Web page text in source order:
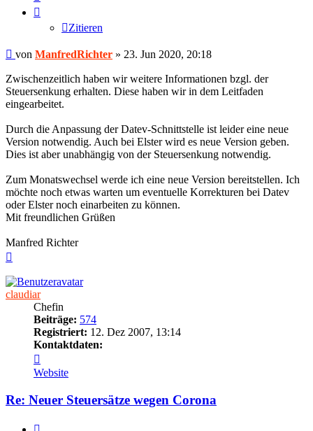
Zitieren
Beitrag
von ManfredRichter » 23. Jun 2020, 20:18
Zwischenzeitlich haben wir weitere Informationen bzgl. der
Steuersenkung erhalten. Diese haben wir in dem Leitfaden
eingearbeitet.
Durch die Anpassung der Datev-Schnittstelle ist leider eine neue
Version notwendig. Auch bei Elster wird es neue Version geben.
Dies ist aber unabhängig von der Steuersenkung notwendig.
Zum Monatswechsel werde ich eine neue Version bereitstellen. Ich
möchte noch etwas warten um eventuelle Korrekturen bei Datev
oder Elster noch einarbeiten zu können.
Mit freundlichen Grüßen
Manfred Richter
claudiar
Chefin
Beiträge: 574
Registriert: 12. Dez 2007, 13:14
Kontaktdaten:
von
claudiar
Website
Re: Neuer Steuersätze wegen Corona